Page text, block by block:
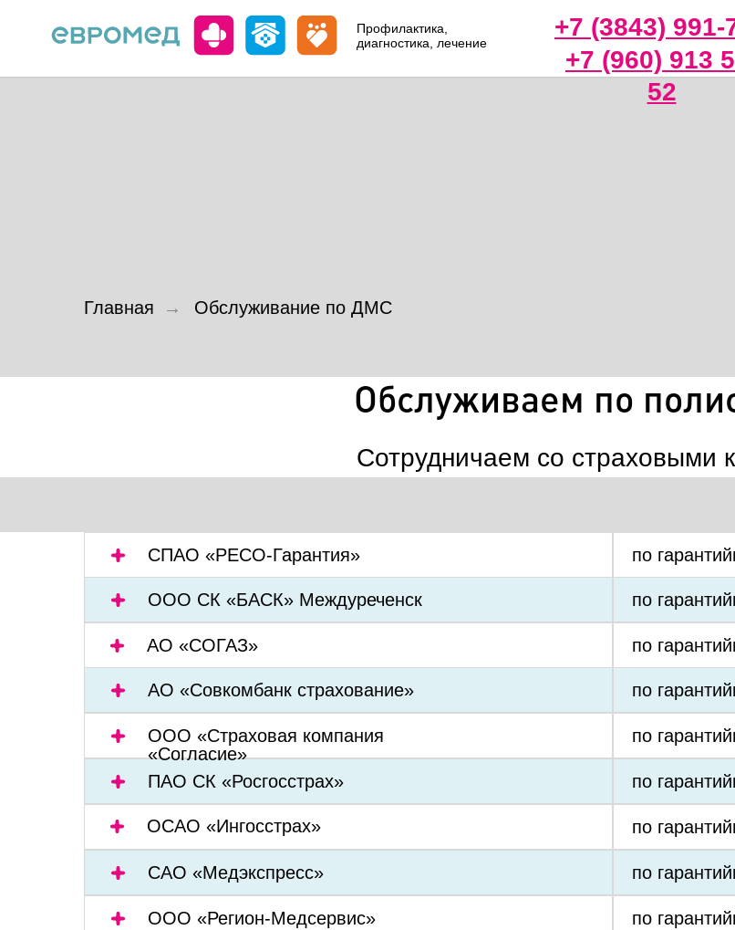
Профилактика,
диагностика, лечение
+7 (3843) 991-
+7 (960) 913
52
Главная → Обслуживание по ДМС
Обслуживаем по
Сотрудничаем со страховыми
СПАО «РЕСО-Гарантия»
ООО «Регион-Медсервис»
ООО «Страховая компания
«Согласие»
ООО СК «БАСК» Междуреченск
ПАО СК «Росгосстрах»
АО «Совкомбанк страхование»
САО «Медэкспресс»
по
по
по
по
по
по
по
по
по
ОСАО «Ингосстрах»
АО «СОГАЗ»